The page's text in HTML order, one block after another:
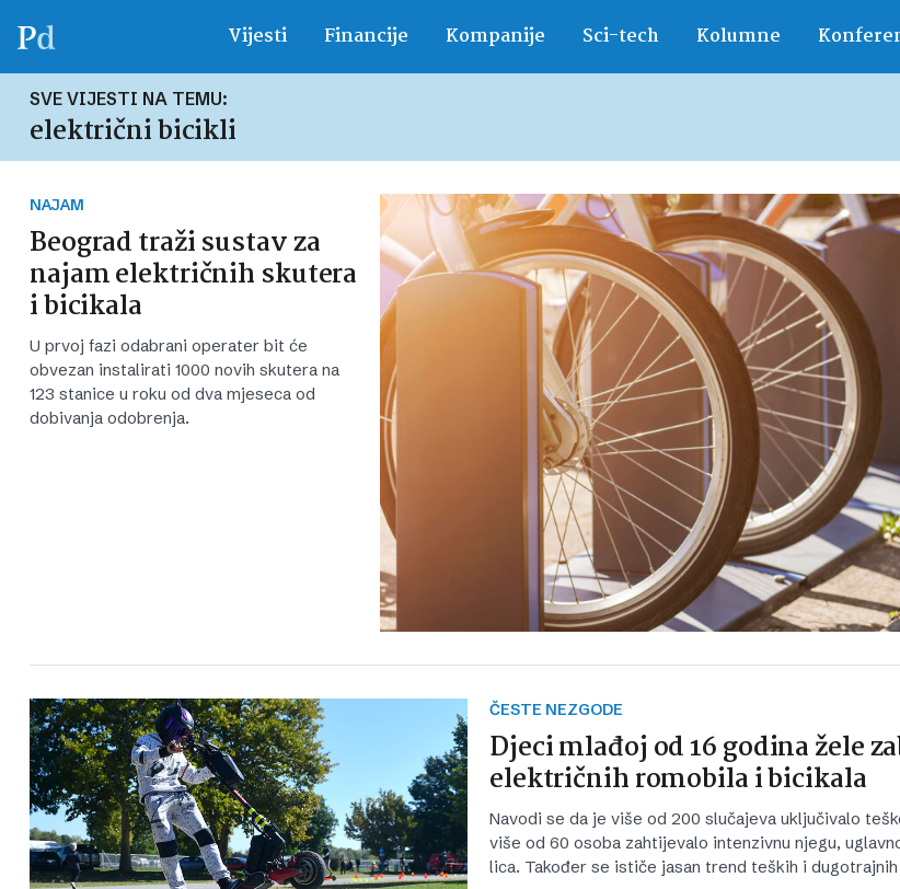
Vijesti Financije Kompanije Sci-tech Kolumne
SVE VIJESTI NA TEMU:
električni bicikli
NAJAM
Beograd traži sustav za
najam električnih skutera
i bicikala
U prvoj fazi odabrani operater bit će
obvezan instalirati 1000 novih skutera na
123 stanice u roku od dva mjeseca od
dobivanja odobrenja.
ČESTE NEZGODE
Djeci mlađoj od 16 godina žele
električnih romobila i bicikala
Navodi se da je više od 200 slučajeva uključivalo
više od 60 osoba zahtijevalo intenzivnu njegu,
lica. Također se ističe jasan trend teških i